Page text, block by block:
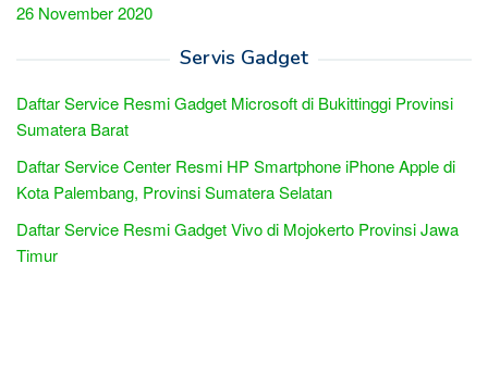
26 November 2020
Servis Gadget
Daftar Service Resmi Gadget Microsoft di Bukittinggi Provinsi
Sumatera Barat
Daftar Service Center Resmi HP Smartphone iPhone Apple di
Kota Palembang, Provinsi Sumatera Selatan
Daftar Service Resmi Gadget Vivo di Mojokerto Provinsi Jawa
Timur